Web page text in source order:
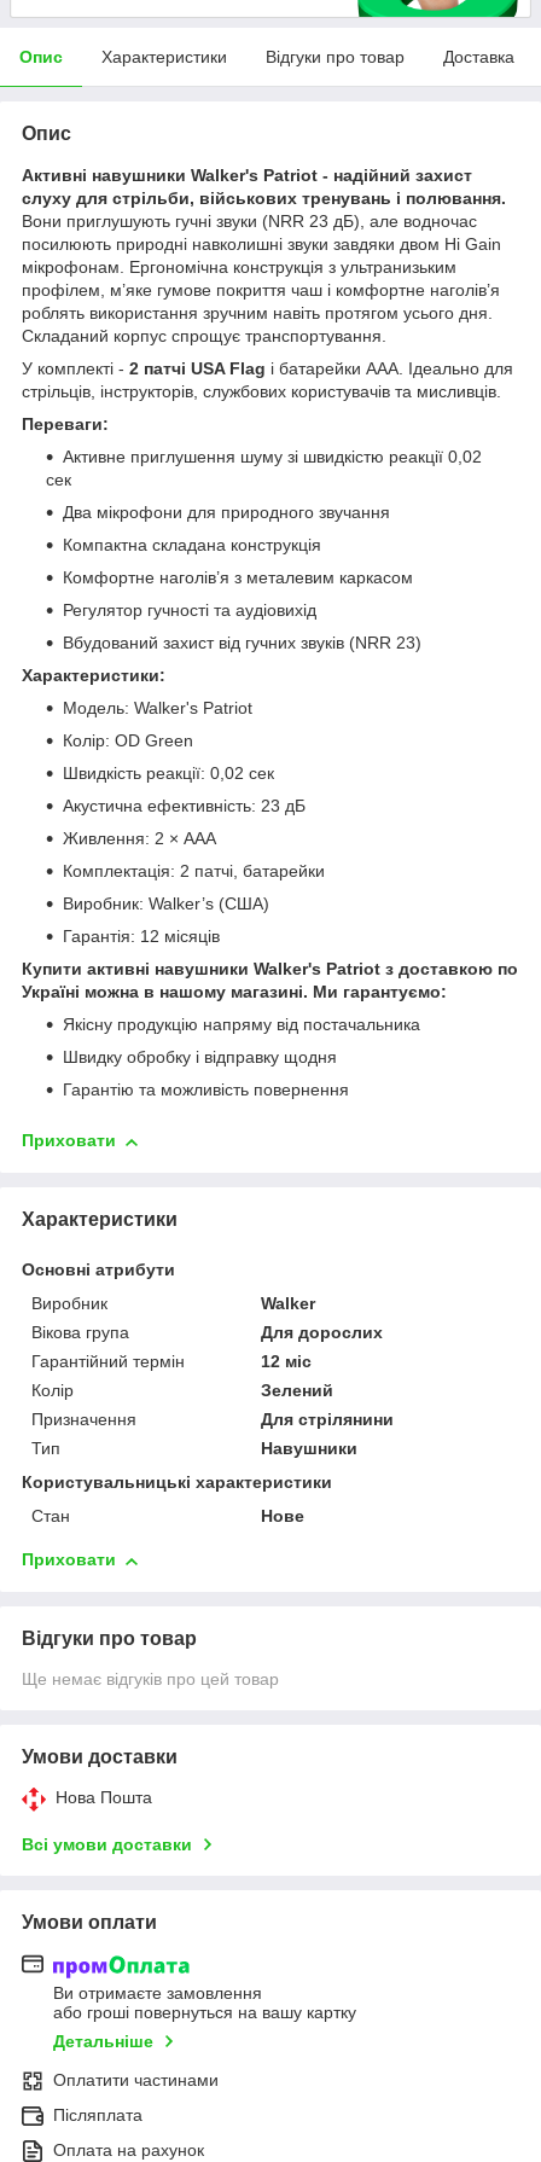
Опис Характеристики Відгуки про товар Доставка
Опис
Активні навушники Walker's Patriot - надійний захист
слуху для стрільби, військових тренувань і полювання.
Вони приглушують гучні звуки (NRR 23 дБ), але водночас
посилюють природні навколишні звуки завдяки двом Hi Gain
мікрофонам. Ергономічна конструкція з ультранизьким
профілем, м’яке гумове покриття чаш і комфортне наголів’я
роблять використання зручним навіть протягом усього дня.
Складаний корпус спрощує транспортування.
У комплекті - 2 патчі USA Flag і батарейки AAA. Ідеально для
стрільців, інструкторів, службових користувачів та мисливців.
Переваги:
Активне приглушення шуму зі швидкістю реакції 0,02
сек
Два мікрофони для природного звучання
Компактна складана конструкція
Комфортне наголів’я з металевим каркасом
Регулятор гучності та аудіовихід
Вбудований захист від гучних звуків (NRR 23)
Характеристики:
Модель: Walker's Patriot
Колір: OD Green
Швидкість реакції: 0,02 сек
Акустична ефективність: 23 дБ
Живлення: 2 × AAA
Комплектація: 2 патчі, батарейки
Виробник: Walker’s (США)
Гарантія: 12 місяців
Купити активні навушники Walker's Patriot з доставкою по
Україні можна в нашому магазині. Ми гарантуємо:
Якісну продукцію напряму від постачальника
Швидку обробку і відправку щодня
Гарантію та можливість повернення
Приховати
Характеристики
Основні атрибути
Виробник
Walker
Вікова група
Для дорослих
Гарантійний термін
12 міс
Колір
Зелений
Призначення
Для стрілянини
Тип
Навушники
Користувальницькі характеристики
Стан
Нове
Приховати
Відгуки про товар
Ще немає відгуків про цей товар
Умови доставки
Нова Пошта
Всі умови доставки
Умови оплати
Ви отримаєте замовлення
або гроші повернуться на вашу картку
Детальніше
Оплатити частинами
Післяплата
Оплата на рахунок